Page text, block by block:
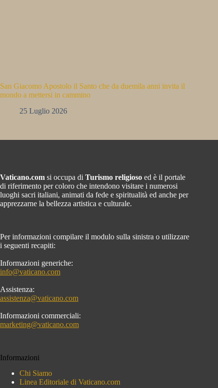
San Giacomo Apostolo il Santo che da duemila anni invita il
mondo a mettersi in cammino
25 Luglio 2026
Vaticano.com si occupa di Turismo religioso ed è il portale
di riferimento per coloro che intendono visitare i numerosi
luoghi sacri italiani, animati da fede e spiritualità ed anche per
apprezzarne la bellezza artistica e culturale.
Per informazioni compilare il modulo sulla sinistra o utilizzare
i seguenti recapiti:
Informazioni generiche:
info@vaticano.com
Assistenza:
assistenza@vaticano.com
Informazioni commerciali:
marketing@vaticano.com
Informazioni
Chi Siamo
Linea Editoriale di Vaticano.com